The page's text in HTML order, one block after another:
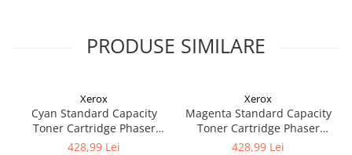
PRODUSE SIMILARE
Xerox
Cyan Standard Capacity
Toner Cartridge Phaser
6510/WorkCentre 6515
428,99 Lei
Xerox
Magenta Standard Capacity
Toner Cartridge Phaser
6510/WorkCentre 6515
428,99 Lei